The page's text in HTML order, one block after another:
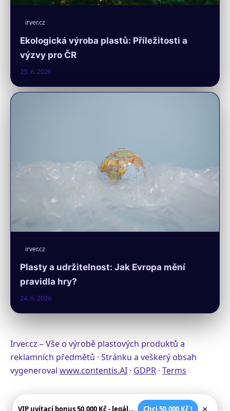
irver.cz
Ekologická výroba plastů: Příležitosti a
výzvy pro ČR
25. 6. 2026
irver.cz
Plasty a udržitelnost: Jak Evropa mění
pravidla hry?
24. 6. 2026
Irver.cz – Vše o výrobě plastových produktů a
reklamních předmětů · Stránku a veškerý obsah
vygeneroval www.contentis.AI · GDPR · Terms
VIP uvítací bonus 50.000 Kč - legální české kasíno Chci 50.000 Kč !